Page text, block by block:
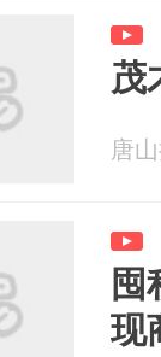
茂
唐
囤
现